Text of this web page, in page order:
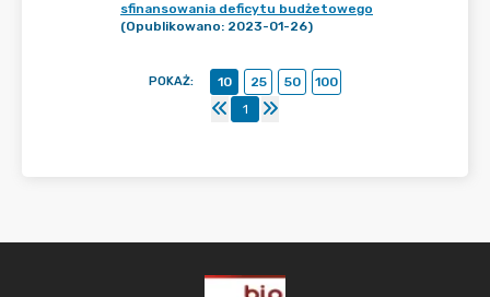
sfinansowania deficytu budżetowego
(Opublikowano: 2023-01-26)
POKAŻ: 10 25 50
100
1